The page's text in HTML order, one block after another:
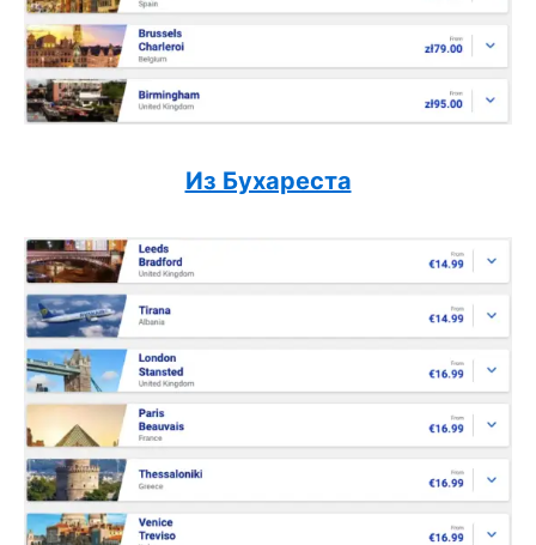
Из Бухареста